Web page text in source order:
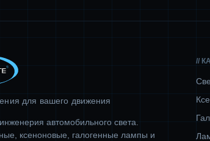
для вашего движения
автомобильного света.
ксеноновые, галогенные лампы и
//